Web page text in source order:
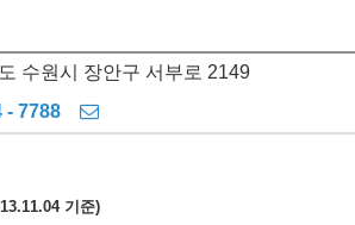
수원시 장안구 서부로 2149
- 7788
기준)